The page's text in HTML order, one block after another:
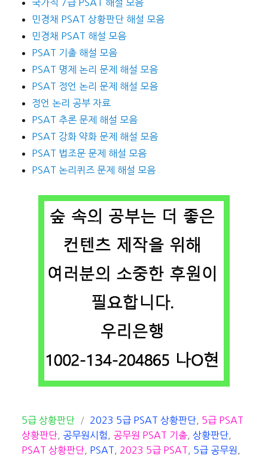
국가직 7급 PSAT 해설 모음
민경채 PSAT 상황판단 해설 모음
민경채 PSAT 해설 모음
PSAT 기출 해설 모음
PSAT 명제 논리 문제 해설 모음
PSAT 정언 논리 문제 해설 모음
정언 논리 공부 자료
PSAT 추론 문제 해설 모음
PSAT 강화 약화 문제 해설 모음
PSAT 법조문 문제 해설 모음
PSAT 논리퀴즈 문제 해설 모음
카
테
고
5급 상황판단
태
그
2023 5급 PSAT 상황판단, 5급 PSAT
상황판단
공무원시험 공무원 PSAT 기출 ,상황판단
PSAT 상황판단
PSAT 2023 5급 PSAT 5급 공무원